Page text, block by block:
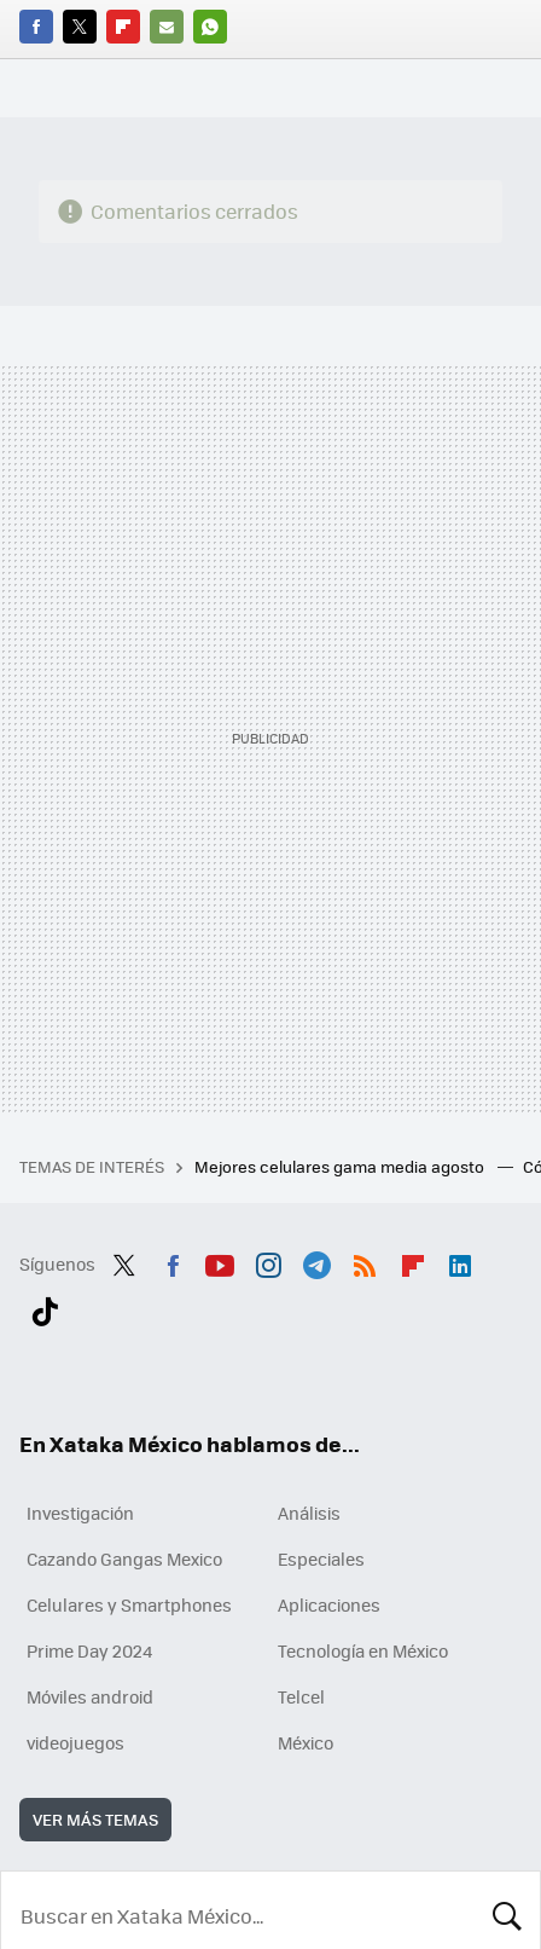
FACEBOOK
TWITTERFLIPBOARD
E-
WHATSAPP
Comentarios cerrados
TEMAS DE INTERÉS Mejores celulares gama media agosto
Síguenos
En Xataka México hablamos de...
Investigación
Análisis
Cazando Gangas Mexico
Especiales
Celulares y Smartphones
Aplicaciones
Prime Day 2024
Tecnología en México
Móviles android
Telcel
videojuegos
México
VER MÁS TEMAS